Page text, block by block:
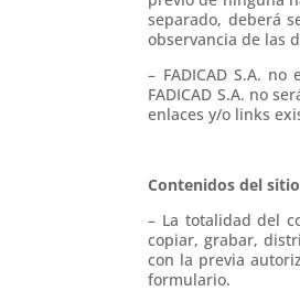
separado, deberá
observancia de las
– FADICAD S.A.
FADICAD S.A. no
enlaces y/o links
Contenidos del
– La totalidad del
copiar, grabar,
con la previa
formulario.